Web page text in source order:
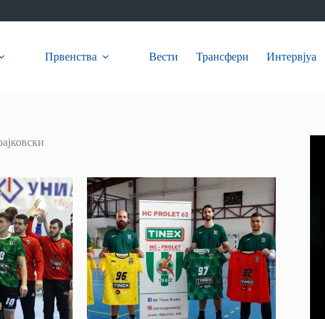
Првенства Вести Трансфери Интервјуа